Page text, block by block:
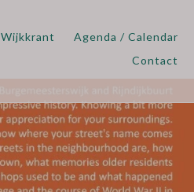
Wijkkrant
Agenda / Calendar
Contact